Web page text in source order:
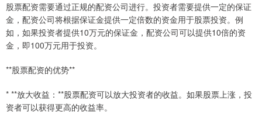
股票配资需要通过正规的配资公司进行。投资者需要提供一定的保证
金，配资公司将根据保证金提供一定倍数的资金用于股票投资。例
如，如果投资者提供10万元的保证金，配资公司可以提供10倍的资
金，即100万元用于投资。
**股票配资的优势**
* **放大收益：**股票配资可以放大投资者的收益。如果股票上涨，投
资者可以获得更高的收益率。